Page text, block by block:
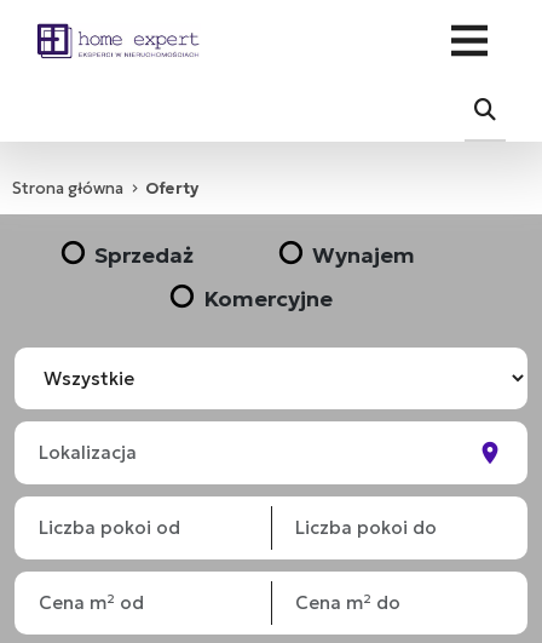
Strona główna Oferty
Sprzedaż
Wynajem
Komercyjne